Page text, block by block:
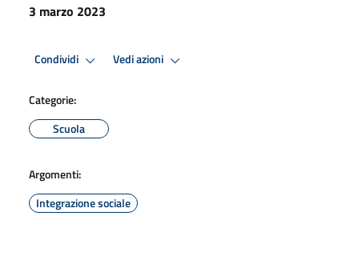
3 marzo 2023
Condividi Vedi azioni
Categorie:
Scuola
Argomenti:
Integrazione sociale